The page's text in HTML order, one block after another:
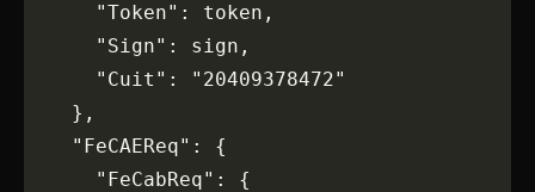
      "Token": token,
      "Sign": sign,
      "Cuit": "20409378472"
    },
    "FeCAEReq": {
      "FeCabReq": {